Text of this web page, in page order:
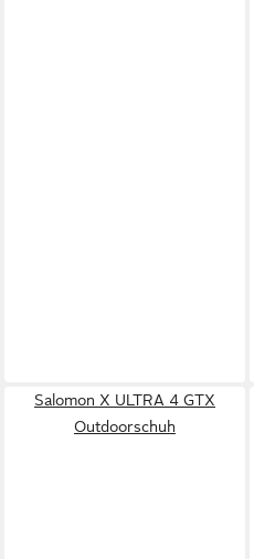
Salomon X ULTRA 4 GTX
Outdoorschuh